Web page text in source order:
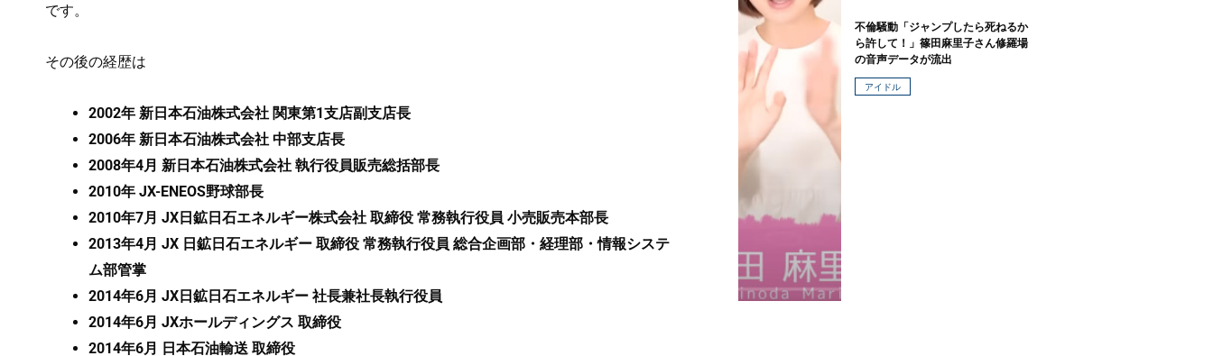
です。
その後の経歴は
2002年 新日本石油株式会社 関東第1支店副支店長
2006年 新日本石油株式会社 中部支店長
2008年4月 新日本石油株式会社 執行役員販売総括部長
2010年 JX-ENEOS野球部長
2010年7月 JX日鉱日石エネルギー株式会社 取締役 常務執行役員 小売販売本部長
2013年4月 JX 日鉱日石エネルギー 取締役 常務執行役員 総合企画部・経理部・情報システ
ム部管掌
2014年6月 JX日鉱日石エネルギー 社長兼社長執行役員
2014年6月 JXホールディングス 取締役
2014年6月 日本石油輸送 取締役
不倫騒動「ジャンプしたら死ねるか
ら許して！」篠田麻里子さん修羅場
の音声データが流出
アイドル